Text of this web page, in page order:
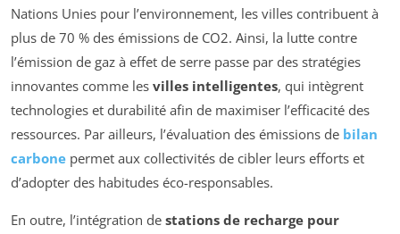
Nations Unies pour l’environnement, les villes contribuent à
plus de 70 % des émissions de CO2. Ainsi, la lutte contre
l’émission de gaz à effet de serre passe par des stratégies
innovantes comme les villes intelligentes, qui intègrent
technologies et durabilité afin de maximiser l’efficacité des
ressources. Par ailleurs, l’évaluation des émissions de bilan
carbone permet aux collectivités de cibler leurs efforts et
d’adopter des habitudes éco-responsables.
En outre, l’intégration de stations de recharge pour